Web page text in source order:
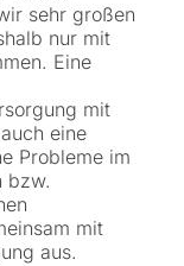
sehr großen
nur mit
Eine
mit
eine
Probleme im
bzw.
mit
aus.